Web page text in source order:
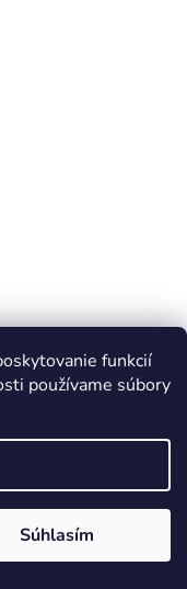
funkcií
používame súbory
Súhlasím
063-61983